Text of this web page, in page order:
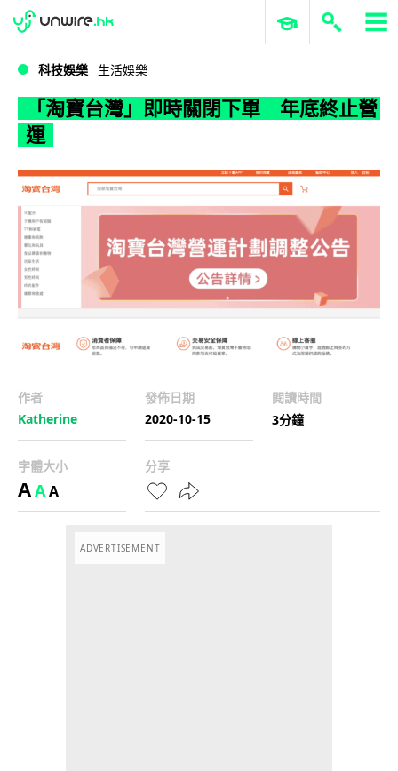
「淘寶台灣」即時關閉下單 年底終止營運
WWDC 2026 ERP 與商業 AI
科技娛樂 生活娛樂
「淘寶台灣」即時關閉下單 年底終止營
運
作者
Katherine
發佈日期
2020-10-15
閱讀時間
3分鐘
字體大小
AAA
分享
ADVERTISEMENT